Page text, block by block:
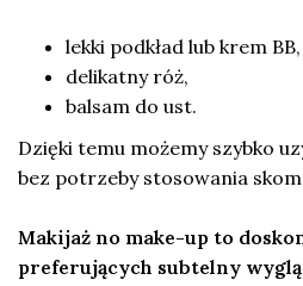
lekki podkład lub krem BB,
delikatny róż,
balsam do ust.
Dzięki temu możemy szybko
bez potrzeby stosowania
Makijaż no make-up to
preferujących subtelny